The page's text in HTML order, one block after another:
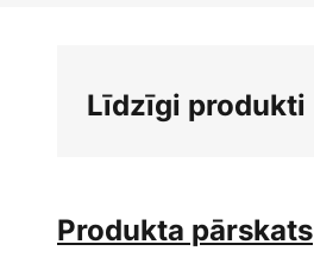
Līdzīgi produkti
Produkta pārskats